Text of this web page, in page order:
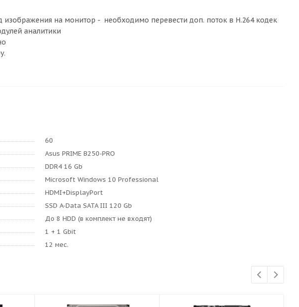
на монитор - необходимо перевести доп. поток в H.264 кодек
аналитики
60
Asus PRIME B250-PRO
DDR4 16 Gb
Microsoft Windows 10 Professional
HDMI+DisplayPort
SSD A-Data SATA III 120 Gb
До 8 HDD (в комплект не входят)
1 + 1 Gbit
12 мес.